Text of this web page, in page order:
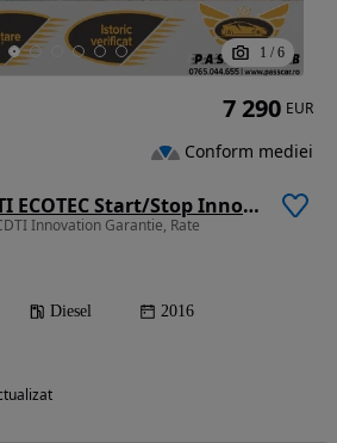
1 / 6
Opel Astra 1.6 CDTI ECOTEC Start/Stop Innovation
Innovation Garantie, Rate
Diesel 2016
7 290 EUR
Conform mediei